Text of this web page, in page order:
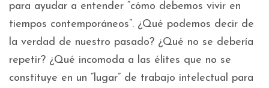
para ayudar a entender “cómo debemos vivir en
tiempos contemporáneos”. ¿Qué podemos decir de
la verdad de nuestro pasado? ¿Qué no se debería
repetir? ¿Qué incomoda a las élites que no se
constituye en un “lugar” de trabajo intelectual para